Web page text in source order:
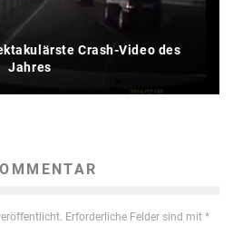
Crash-Video des
Jahres
Erforderliche Felder sind mit *